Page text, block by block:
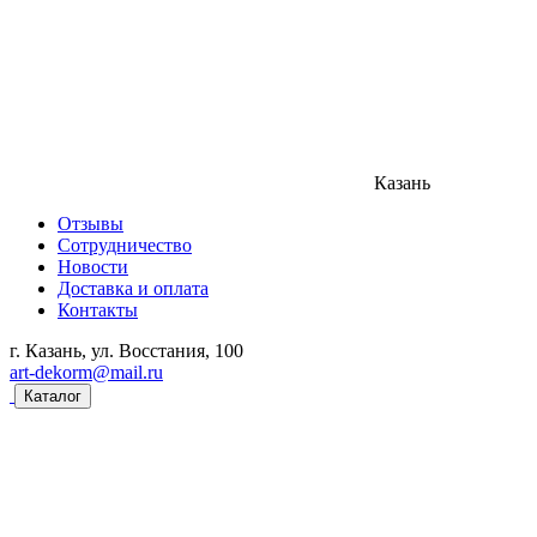
Казань
Отзывы
Сотрудничество
Новости
Доставка и оплата
Контакты
г. Казань, ул. Восстания, 100
art-dekorm@mail.ru
Каталог